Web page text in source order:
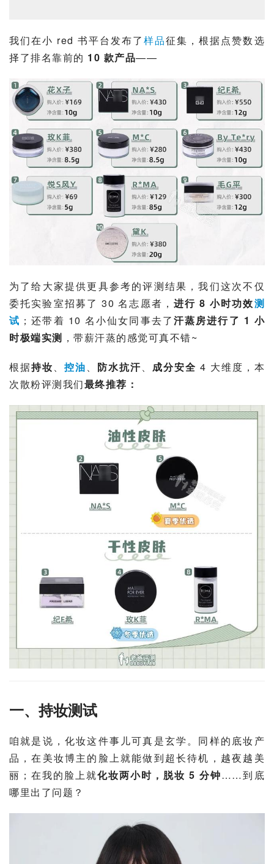
我们在小 red 书平台发布了样品征集，根据点赞数选
择了排名靠前的 10 款产品——
为了给大家提供更具参考的评测结果，我们这次不仅
委托实验室招募了 30 名志愿者， 进行 8 小时功效测
试 ；还带着 10 名小仙女同事去了汗蒸房进行了 1 小
时极端实测 ，带薪汗蒸的感觉可真不错~
根据持妆、 控油、 防水抗汗、 成分安全 4 大维度，本
次散粉评测我们最终推荐：
一、持妆测试
咱就是说，化妆这件事儿可真是玄学。同样的底妆产
品，在美妆博主的脸上就能做到超长待机，越夜越美
丽；在我的脸上就化妆两小时，脱妆 5 分钟……到底
哪里出了问题？